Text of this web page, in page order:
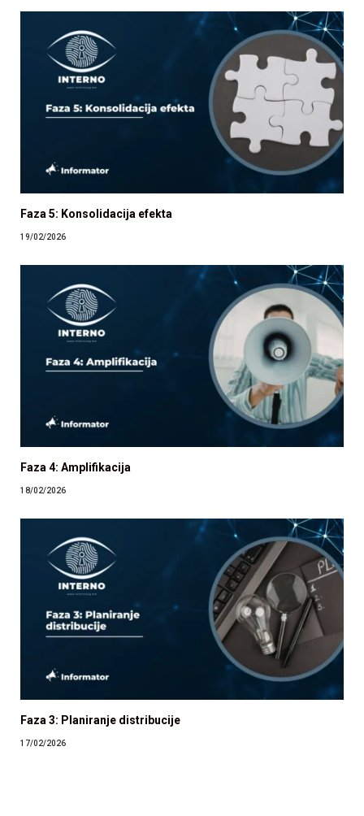
Faza 5: Konsolidacija efekta
19/02/2026
Faza 4: Amplifikacija
18/02/2026
Faza 3: Planiranje distribucije
17/02/2026